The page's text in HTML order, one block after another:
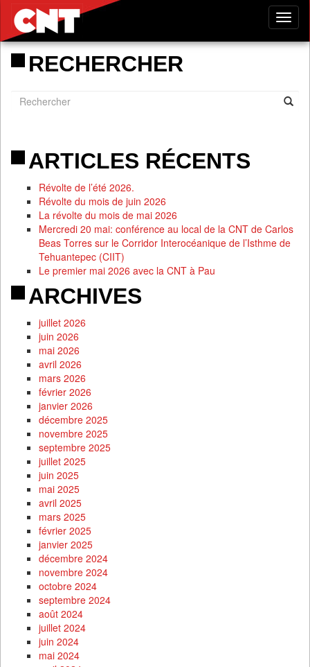
RECHERCHER
ARTICLES RÉCENTS
Révolte de l’été 2026.
Révolte du mois de juin 2026
La révolte du mois de mai 2026
Mercredi 20 mai: conférence au local de la CNT de Carlos
Beas Torres sur le Corridor Interocéanique de l’Isthme de
Tehuantepec (CIIT)
Le premier mai 2026 avec la CNT à Pau
ARCHIVES
juillet 2026
juin 2026
mai 2026
avril 2026
mars 2026
février 2026
janvier 2026
décembre 2025
novembre 2025
septembre 2025
juillet 2025
juin 2025
mai 2025
avril 2025
mars 2025
février 2025
janvier 2025
décembre 2024
novembre 2024
octobre 2024
septembre 2024
août 2024
juillet 2024
juin 2024
mai 2024